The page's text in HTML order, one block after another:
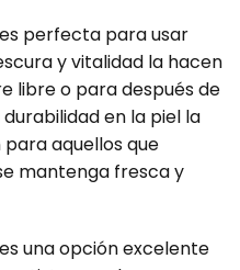
perfecta para usar
y vitalidad la hacen
libre o para después de
en la piel la
aquellos que
mantenga fresca y
una opción excelente